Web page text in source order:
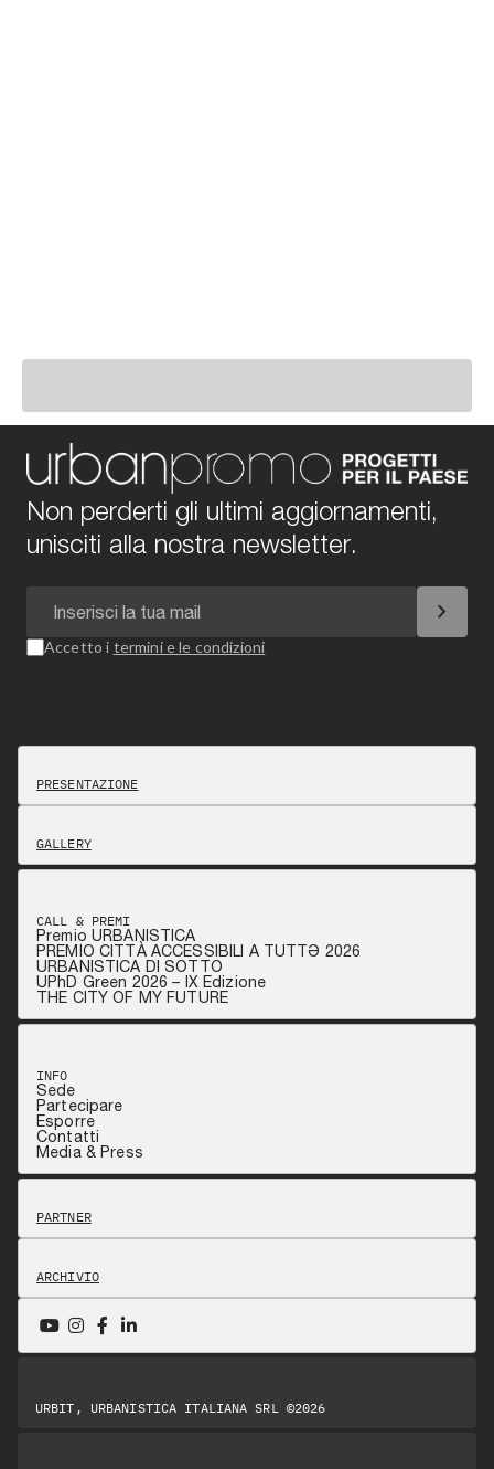
Non perderti gli ultimi aggiornamenti,
unisciti alla nostra newsletter.
chevron_right
Accetto i termini e le condizioni
PRESENTAZIONE
GALLERY
CALL & PREMI
Premio URBANISTICA
PREMIO CITTÀ ACCESSIBILI A TUTTƏ 2026
URBANISTICA DI SOTTO
UPhD Green 2026 – IX Edizione
THE CITY OF MY FUTURE
INFO
Sede
Partecipare
Esporre
Contatti
Media & Press
PARTNER
ARCHIVIO
URBIT, URBANISTICA ITALIANA SRL ©2026